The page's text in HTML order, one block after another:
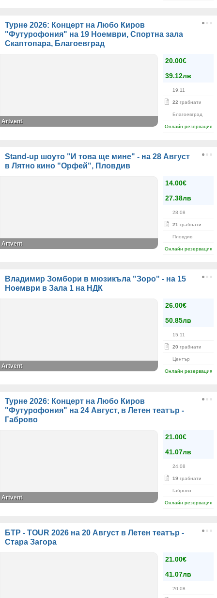
Турне 2026: Концерт на Любо Киров
"Футурофония" на 19 Ноември, Спортна зала
Скаптопара, Благоевград
20.00€
39.12лв
19.11
22 грабнати
Благоевград
Онлайн резервация
Artvent
Stand-up шоуто "И това ще мине" - на 28 Август
в Лятно кино "Орфей", Пловдив
14.00€
27.38лв
28.08
21 грабнати
Пловдив
Онлайн резервация
Artvent
Владимир Зомбори в мюзикъла "Зоро" - на 15
Ноември в Зала 1 на НДК
26.00€
50.85лв
15.11
20 грабнати
Център
Онлайн резервация
Artvent
Турне 2026: Концерт на Любо Киров
"Футурофония" на 24 Август, в Летен театър -
Габрово
21.00€
41.07лв
24.08
19 грабнати
Габрово
Онлайн резервация
Artvent
БТР - TOUR 2026 на 20 Август в Летен театър -
Стара Загора
21.00€
41.07лв
20.08